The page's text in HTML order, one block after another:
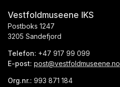
Vestfoldmuseene IKS
Postboks 1247
3205 Sandefjord
Telefon: +47 917 99 099
E-post: post@vestfoldmuseene.no
Org.nr.: 993 871 184